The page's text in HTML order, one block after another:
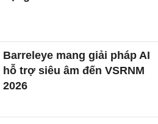
Barreleye mang giải pháp AI
hỗ trợ siêu âm đến VSRNM
2026